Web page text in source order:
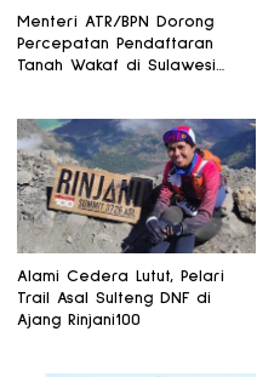
Menteri ATR/BPN Dorong
Percepatan Pendaftaran
Tanah Wakaf di Sulawesi
Alami Cedera Lutut, Pelari
Trail Asal Sulteng DNF di
Ajang Rinjani100